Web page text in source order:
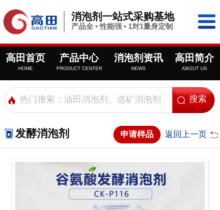
消泡剂一站式采购基地
产品全 • 性能强 • 1对1量身定制
高田首页
HOME
产品中心
PRODUCT CENTER
消泡剂资讯
NEWS
高田简介
ABOUT US
发酵消泡剂 申请样品 返回上一页